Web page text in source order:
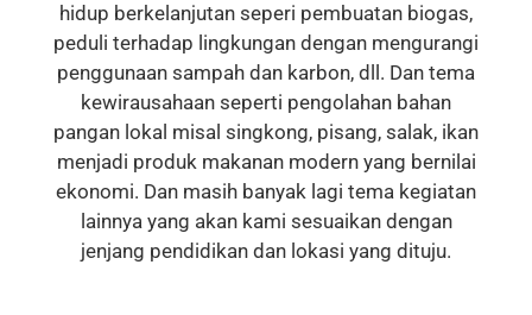
hidup berkelanjutan seperi pembuatan biogas,
peduli terhadap lingkungan dengan mengurangi
penggunaan sampah dan karbon, dll. Dan tema
kewirausahaan seperti pengolahan bahan
pangan lokal misal singkong, pisang, salak, ikan
menjadi produk makanan modern yang bernilai
ekonomi. Dan masih banyak lagi tema kegiatan
lainnya yang akan kami sesuaikan dengan
jenjang pendidikan dan lokasi yang dituju.